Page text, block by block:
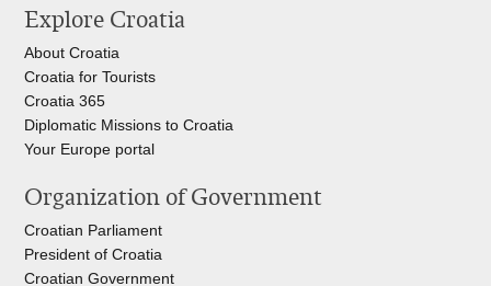
page
Facebook
X
Explore Croatia
About Croatia
Croatia for Tourists
Croatia 365
Diplomatic Missions to Croatia
Your Europe portal​
Organization of Government
Croatian Parliament
President of Croatia
Croatian Government